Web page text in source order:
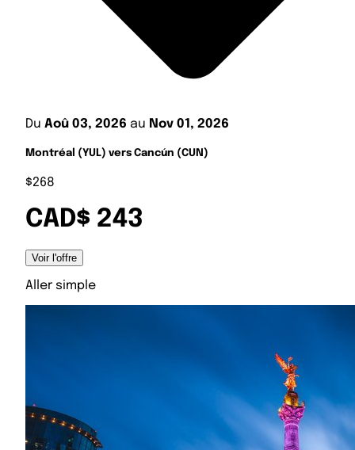
Du Aoû 03, 2026 au Nov 01, 2026
Montréal (YUL) vers Cancún (CUN)
$268
CAD$ 243
Voir l'offre
Aller simple